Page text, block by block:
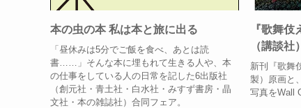
本の虫の本 私は本と旅に出る
「昼休みは5分でご飯を食べ、あとは読
書……」そんな本に埋もれて生きる人や、本
の仕事をしている人の日常を記した6出版社
（創元社・青土社・白水社・みすず書房・晶
文社・本の雑誌社）合同フェア。
『歌舞伎
（講談
新刊『歌舞
製）原画と
写真をWall